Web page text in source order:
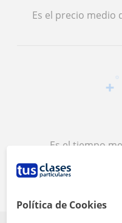
Es el precio medio
Es el tiempo
Política de Cookies